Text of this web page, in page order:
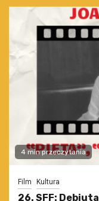
4 min przeczytania
Film Kultura
26. SFF: